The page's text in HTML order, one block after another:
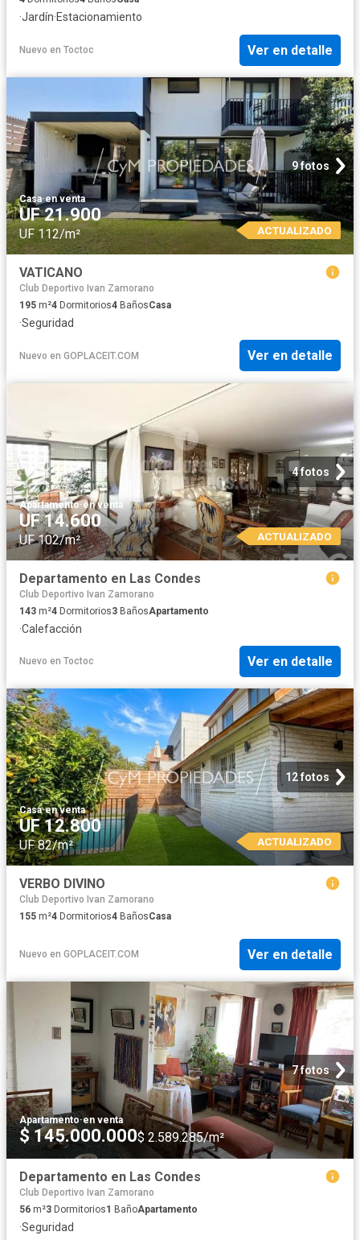
·Jardín·Estacionamiento
Nuevo en Toctoc Ver en detalle
9 fotos
Casa·en venta
UF 21.900
UF 112/m² ACTUALIZADO
VATICANO
Club Deportivo Ivan Zamorano
195 m²4 Dormitorios4 BañosCasa
·Seguridad
Nuevo en GOPLACEIT.COM Ver en detalle
4 fotos
Apartamento·en venta
UF 14.600
UF 102/m² ACTUALIZADO
Departamento en Las Condes
Club Deportivo Ivan Zamorano
143 m²4 Dormitorios3 BañosApartamento
·Calefacción
Nuevo en Toctoc Ver en detalle
12 fotos
Casa·en venta
UF 12.800
UF 82/m² ACTUALIZADO
VERBO DIVINO
Club Deportivo Ivan Zamorano
155 m²4 Dormitorios4 BañosCasa
Nuevo en GOPLACEIT.COM Ver en detalle
7 fotos
Apartamento·en venta
$ 145.000.000$ 2.589.285/m²
Departamento en Las Condes
Club Deportivo Ivan Zamorano
56 m²3 Dormitorios1 BañoApartamento
·Seguridad